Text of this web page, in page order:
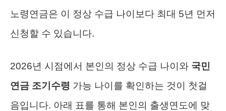
노령연금은 이 정상 수급 나이보다 최대 5년 먼저
신청할 수 있습니다.
2026년 시점에서 본인의 정상 수급 나이와 국민
연금 조기수령 가능 나이를 확인하는 것이 첫걸
음입니다. 아래 표를 통해 본인의 출생연도에 맞